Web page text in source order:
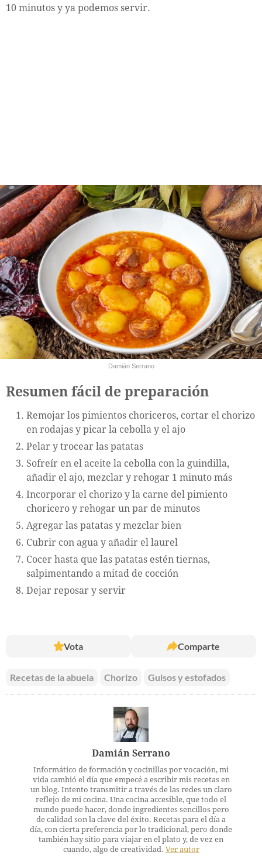
10 minutos y ya podemos servir.
Damián Serrano
Resumen fácil de preparación
Remojar los pimientos choriceros, cortar el chorizo
en rodajas y picar la cebolla y el ajo
Pelar y trocear las patatas
Sofreír en el aceite la cebolla con la guindilla,
añadir el ajo, mezclar y rehogar 1 minuto más
Incorporar el chorizo y la carne del pimiento
choricero y rehogar un par de minutos
Agregar las patatas y mezclar bien
Cubrir con agua y añadir el laurel
Cocer hasta que las patatas estén tiernas,
salpimentando a mitad de cocción
Dejar reposar y servir
Vota Comparte
Recetas de la abuela Chorizo Guisos y estofados
Damián Serrano
Informático de formación y cocinillas por vocación, mi
vida cambió el día que empecé a escribir mis recetas en
un blog. Intento transmitir a través de las redes un claro
reflejo de mi cocina. Una cocina accesible, que todo el
mundo puede hacer, donde ingredientes sencillos pero
de calidad son la clave del éxito. Recetas para el día a
día, con cierta preferencia por lo tradicional, pero donde
también hay sitio para viajar en el plato y, de vez en
cuando, algo de creatividad. Ver autor